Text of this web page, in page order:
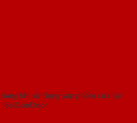
khi sử dụng sản phẩm cửa tại
SaiGonDoor